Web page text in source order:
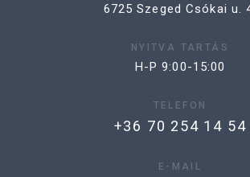
6725 Szeged Csókai u.
NYITVA TARTÁS
H-P 9:00-15:00
TELEFON
+36 70 254 14 54
E-MAIL